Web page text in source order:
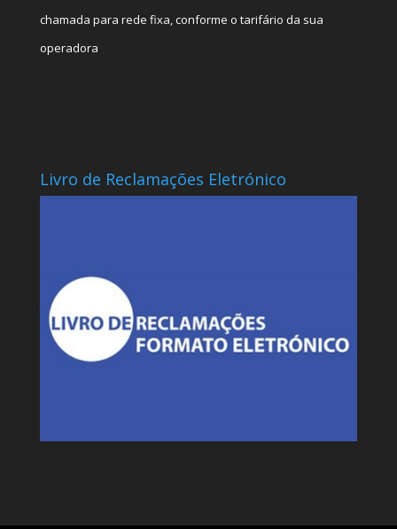
chamada para rede fixa, conforme o tarifário da sua
operadora
Livro de Reclamações Eletrónico